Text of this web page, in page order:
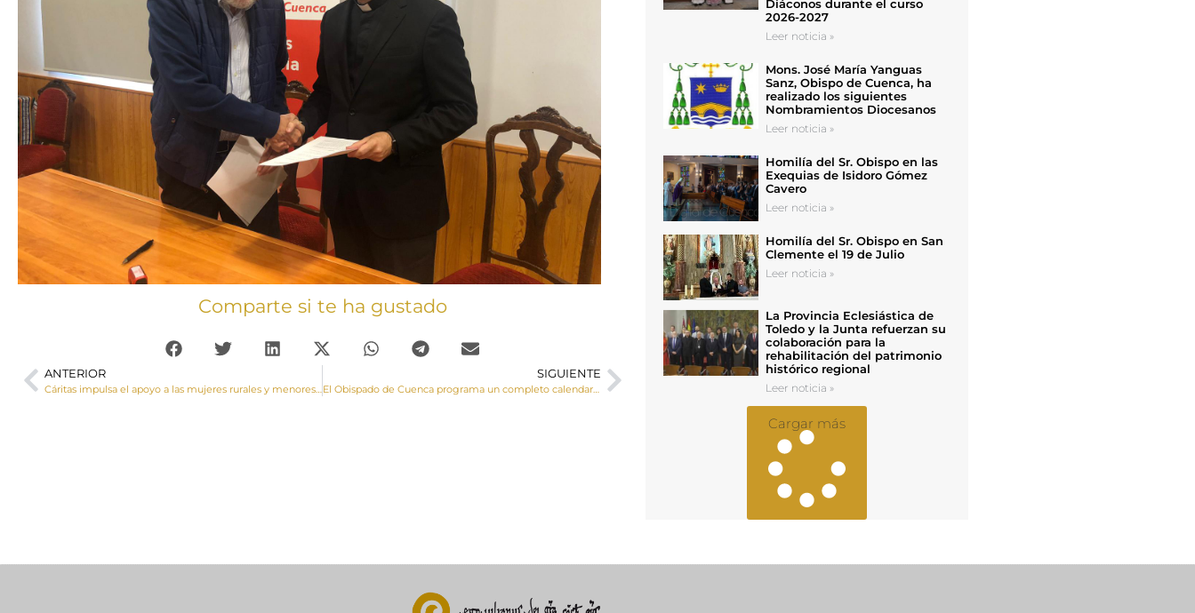
Comparte si te ha gustado
ANTERIOR SIGUIENTE
Diáconos durante el curso
2026-2027
Leer noticia »
Mons. José María Yanguas
Sanz, Obispo de Cuenca, ha
realizado los siguientes
Nombramientos Diocesanos
Leer noticia »
Homilía del Sr. Obispo en las
Exequias de Isidoro Gómez
Cavero
Leer noticia »
Homilía del Sr. Obispo en San
Clemente el 19 de Julio
Leer noticia »
La Provincia Eclesiástica de
Toledo y la Junta refuerzan su
colaboración para la
rehabilitación del patrimonio
histórico regional
Leer noticia »
Cargar más